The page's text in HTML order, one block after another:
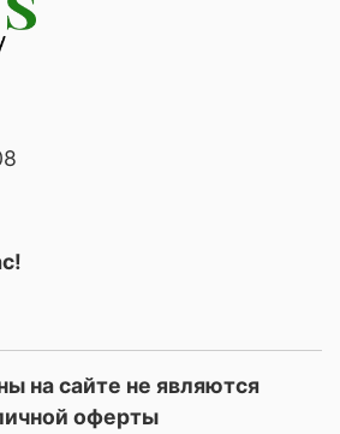
на сайте не являются
оферты